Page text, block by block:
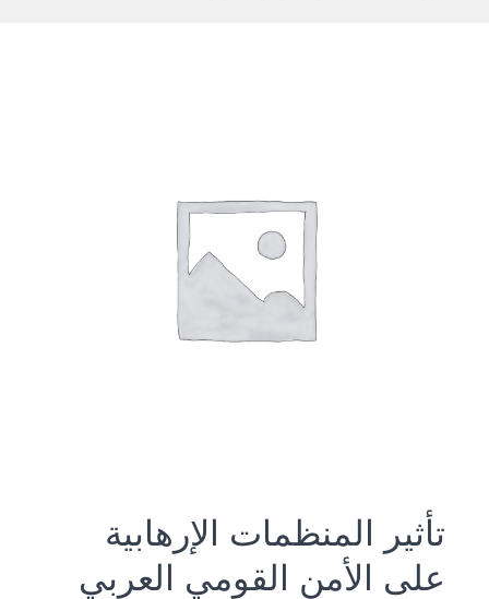
تأثير المنظمات الإرهابية
على الأمن القومي العربي